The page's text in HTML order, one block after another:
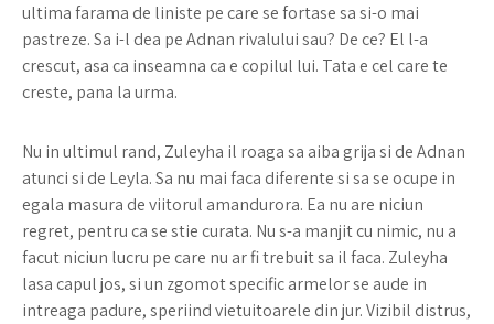
ultima farama de liniste pe care se fortase sa si-o mai
pastreze. Sa i-l dea pe Adnan rivalului sau? De ce? El l-a
crescut, asa ca inseamna ca e copilul lui. Tata e cel care te
creste, pana la urma.
Nu in ultimul rand, Zuleyha il roaga sa aiba grija si de Adnan
atunci si de Leyla. Sa nu mai faca diferente si sa se ocupe in
egala masura de viitorul amandurora. Ea nu are niciun
regret, pentru ca se stie curata. Nu s-a manjit cu nimic, nu a
facut niciun lucru pe care nu ar fi trebuit sa il faca. Zuleyha
lasa capul jos, si un zgomot specific armelor se aude in
intreaga padure, speriind vietuitoarele din jur. Vizibil distrus,